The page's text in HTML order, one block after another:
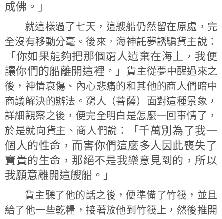
成佛。」
就這樣過了七天，這艘船仍然留在原處，完
全沒有移動分毫。後來，海神託夢誘騙貨主說：
「你如果能夠把那個窮人遺棄在海上，我便
讓你們的船離開這裡。」 貨主從夢中醒過來之
後，神情哀傷、內心悲痛的和其他的商人們暗中
商議解決的辦法。窮人（菩薩）面對這種景象，
詳細觀察之後，便完全明白是怎麼一回事情了，
於是就向貨主、商人們說：
「千萬別為了我一
個人的性命，而害你們這麼多人因此喪失了
寶貴的生命，那絕不是我樂意見到的，所以
我願意離開這艘船。」
貨主聽了他的話之後，便準備了竹筏，並且
給了他一些乾糧，接著放他到竹筏上，然後推開